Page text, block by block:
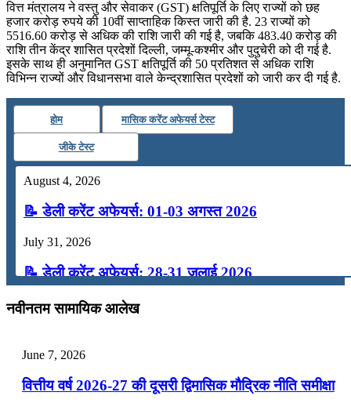
वित्त मंत्रालय ने वस्‍तु और सेवाकर (GST) क्षतिपूर्ति के लिए राज्यों को छह
हजार करोड़ रुपये की 10वीं साप्ताहिक किस्‍त जारी की है. 23 राज्यों को
5516.60 करोड़ से अधिक की राशि जारी की गई है, जबकि 483.40 करोड़ की
राशि तीन केंद्र शासित प्रदेशों दिल्ली, जम्मू-कश्मीर और पुदुचेरी को दी गई है.
इसके साथ ही अनुमानित GST क्षतिपूर्ति की 50 प्रतिशत से अधिक राशि
विभिन्‍न राज्यों और विधानसभा वाले केन्‍द्रशासित प्रदेशों को जारी कर दी गई है.
होम मासिक करेंट अफेयर्स टेस्ट
जीके टेस्ट
August 4, 2026
📝 डेली करेंट अफेयर्स: 01-03 अगस्त 2026
July 31, 2026
📝 डेली करेंट अफेयर्स: 28-31 जुलाई 2026
July 28, 2026
July 25, 2026
📝 डेली करेंट अफेयर्स: 22-24 जुलाई 2026
नवीनतम सामायिक आलेख
June 7, 2026
वित्तीय वर्ष 2026-27 की दूसरी द्विमासिक मौद्रिक नीति समीक्षा